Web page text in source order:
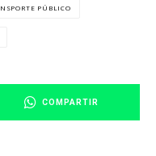
PÚBLICO
COMPARTIR